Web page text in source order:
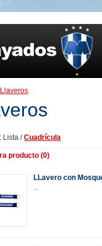
Llaveros
Lista / Cuadrícula
producto (0)
LLavero con
..